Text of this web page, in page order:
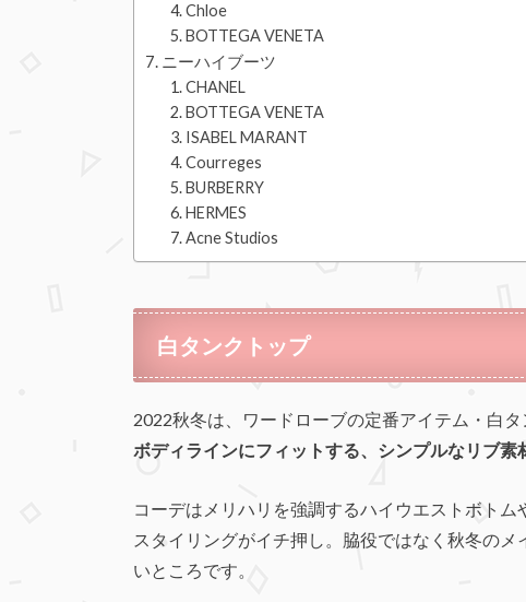
Chloe
BOTTEGA VENETA
ニーハイブーツ
CHANEL
BOTTEGA VENETA
ISABEL MARANT
Courreges
BURBERRY
HERMES
Acne Studios
白タンクトップ
2022秋冬は、ワードローブの定番アイテム・白タ
ボディラインにフィットする、シンプルなリブ素
コーデはメリハリを強調するハイウエストボト
スタイリングがイチ押し。脇役ではなく秋冬の
いところです。